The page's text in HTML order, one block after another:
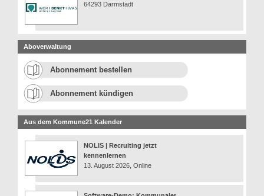
64293 Darmstadt
Aboverwaltung
Abonnement bestellen
Abonnement kündigen
Aus dem Kommune21 Kalender
NOLIS | Recruiting jetzt
kennenlernen
13. August 2026, Online